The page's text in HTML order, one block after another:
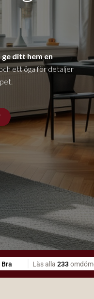
ditt hem en
ett öga för detaljer